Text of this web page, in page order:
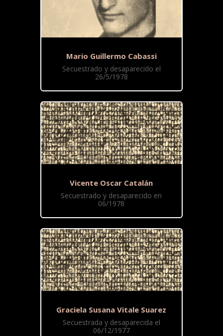
Mario Guillermo Cabassi
Secuestrado y desaparecido el
26/5/1978
Vicente Oscar Catalán
Secuestrado y desaparecido en
06/1978
Graciela Susana Vitale Suarez
Secuestrada y desaparecida el
06/12/1977